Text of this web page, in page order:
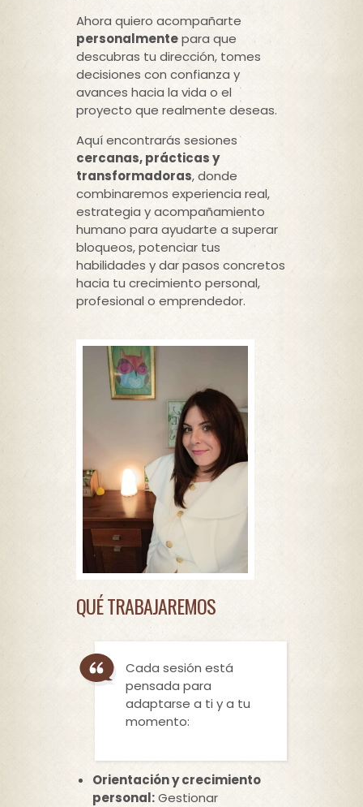
Ahora quiero acompañarte
personalmentepara que
descubras tu dirección, tomes
decisiones con confianza y
avances hacia la vida o el
proyecto que realmente deseas.
Aquí encontrarás sesiones
cercanas, prácticas y
transformadoras, donde
combinaremos experiencia real,
estrategia y acompañamiento
humano para ayudarte a superar
bloqueos, potenciar tus
habilidades y dar pasos concretos
hacia tu crecimiento personal,
profesional o emprendedor.
QUÉ TRABAJAREMOS
Cada sesión está
pensada para
adaptarse a ti y a tu
momento:
Orientación y crecimiento
personal:Gestionar